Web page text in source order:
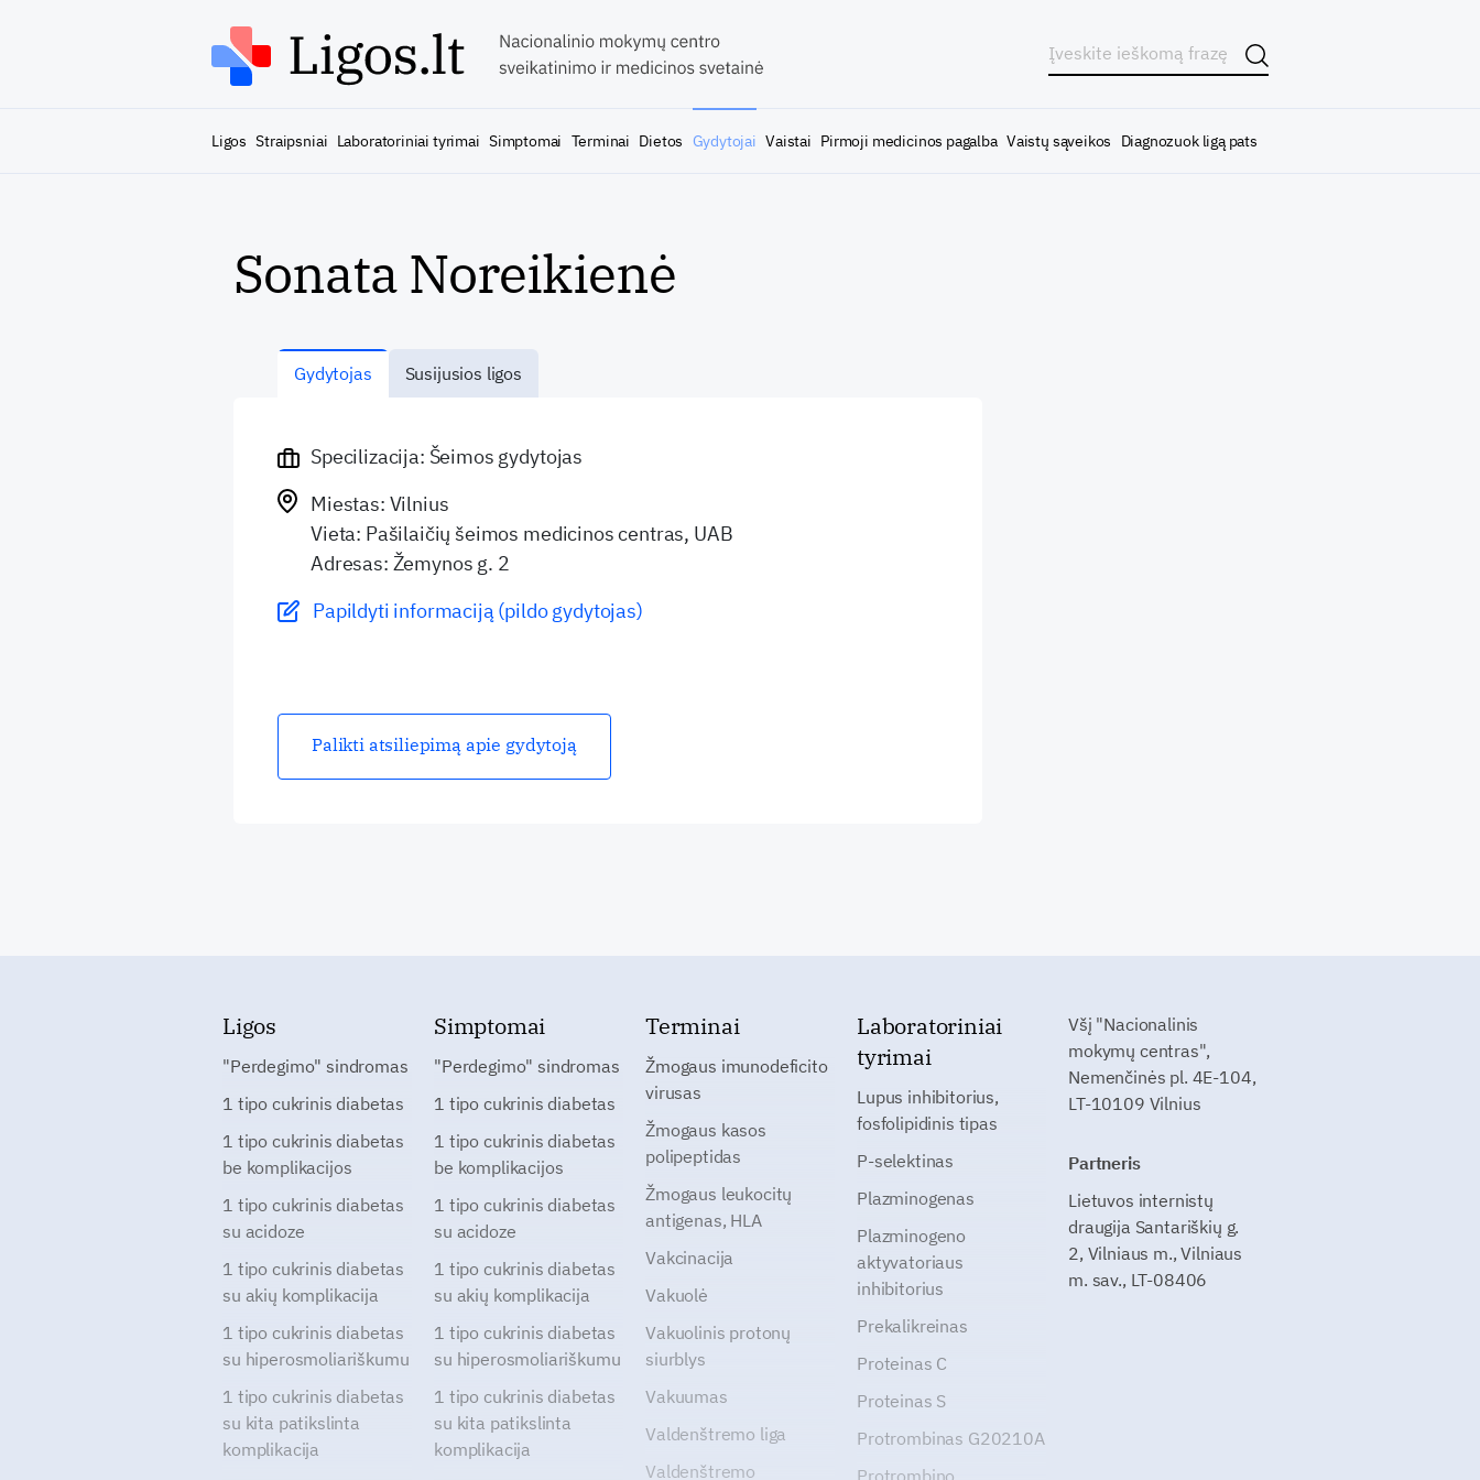
Ligos Straipsniai Laboratoriniai tyrimai Simptomai Terminai Dietos Gydytojai Vaistai Pirmoji medicinos pagalba Vaistų sąveikos Diagnozuok ligą pats
Sonata Noreikienė
Gydytojas Susijusios ligos
Specilizacija: Šeimos gydytojas
Miestas: Vilnius
Vieta: Pašilaičių šeimos medicinos centras, UAB
Adresas: Žemynos g. 2
Papildyti informaciją (pildo gydytojas)
Palikti atsiliepimą apie gydytoją
Ligos
"Perdegimo" sindromas
1 tipo cukrinis diabetas
1 tipo cukrinis diabetas
be komplikacijos
1 tipo cukrinis diabetas
su acidoze
1 tipo cukrinis diabetas
su akių komplikacija
1 tipo cukrinis diabetas
su hiperosmoliariškumu
1 tipo cukrinis diabetas
su kita patikslinta
komplikacija
Simptomai
"Perdegimo" sindromas
1 tipo cukrinis diabetas
1 tipo cukrinis diabetas
be komplikacijos
1 tipo cukrinis diabetas
su acidoze
1 tipo cukrinis diabetas
su akių komplikacija
1 tipo cukrinis diabetas
su hiperosmoliariškumu
1 tipo cukrinis diabetas
su kita patikslinta
komplikacija
Terminai
Žmogaus imunodeficito
virusas
Žmogaus kasos
polipeptidas
Žmogaus leukocitų
antigenas, HLA
Vakcinacija
Vakuolė
Vakuolinis protonų
siurblys
Vakuumas
Valdenštremo liga
Valdenštremo
Laboratoriniai
tyrimai
Lupus inhibitorius,
fosfolipidinis tipas
P-selektinas
Plazminogenas
Plazminogeno
aktyvatoriaus
inhibitorius
Prekalikreinas
Proteinas C
Proteinas S
Protrombinas G20210A
Protrombino
Všį "Nacionalinis
mokymų centras",
Nemenčinės pl. 4E-104,
LT-10109 Vilnius
Partneris
Lietuvos internistų
draugija Santariškių g.
2, Vilniaus m., Vilniaus
m. sav., LT-08406